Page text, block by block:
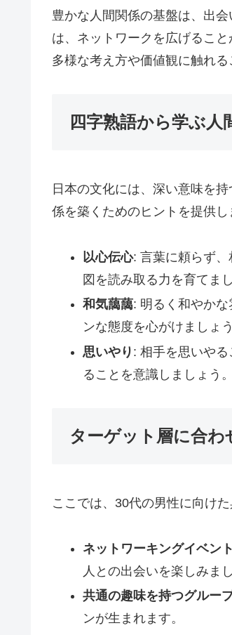
豊かな人間関係の基盤は、出
は、ネットワークを広げるこ
多様な考え方や価値観に触れ
四字熟語から学ぶ人
日本の文化には、深い意味を
係を築くためのヒントを提供し
以心伝心: 言葉に頼らず
図を読み取る力を育てまし
和気藹藹: 明るく和やか
ンな態度を心がけましょう
思いやり : 相手を思いや
ることを意識しましょう。
ターゲット層に合わ
ここでは、30代の男性に向け
ネットワーキングイベン
人との出会いを楽しみまし
共通の趣味を持つグルー
ンが生まれます。